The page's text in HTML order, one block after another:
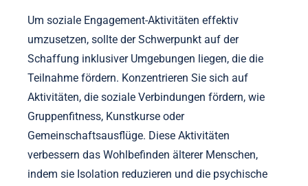
Um soziale Engagement-Aktivitäten effektiv
umzusetzen, sollte der Schwerpunkt auf der
Schaffung inklusiver Umgebungen liegen, die die
Teilnahme fördern. Konzentrieren Sie sich auf
Aktivitäten, die soziale Verbindungen fördern, wie
Gruppenfitness, Kunstkurse oder
Gemeinschaftsausflüge. Diese Aktivitäten
verbessern das Wohlbefinden älterer Menschen,
indem sie Isolation reduzieren und die psychische